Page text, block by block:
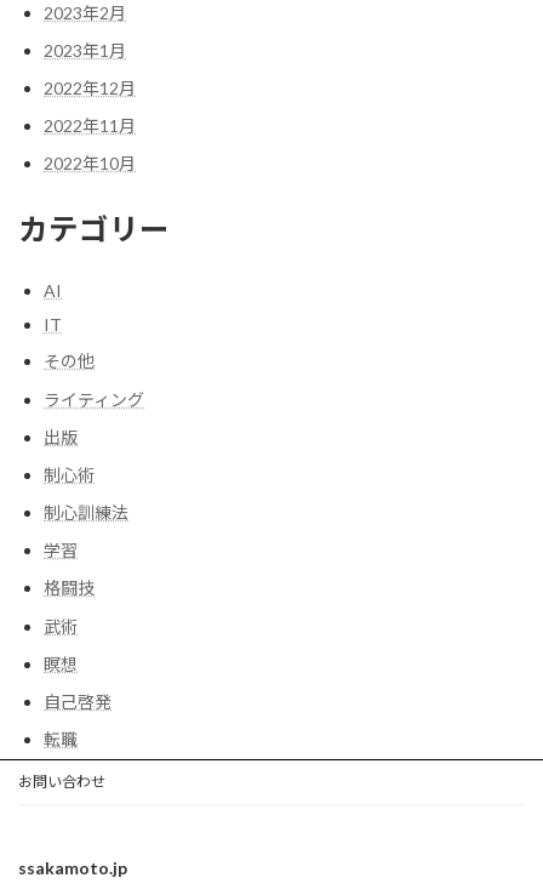
2023年2月
2023年1月
2022年12月
2022年11月
2022年10月
カテゴリー
AI
IT
その他
ライティング
出版
制心術
制心訓練法
学習
格闘技
武術
瞑想
自己啓発
転職
お問い合わせ
ssakamoto.jp